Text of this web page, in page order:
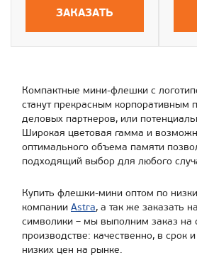
ЗАКАЗАТЬ
Компактные мини-флешки с
станут прекрасным корпоративным
деловых партнеров, или
Широкая цветовая гамма и
оптимального объема памяти
подходящий выбор для любого
Купить флешки-мини оптом по
компании Astra, а так же заказать
символики – мы выполним заказ на
производстве: качественно, в срок
низких цен на рынке.